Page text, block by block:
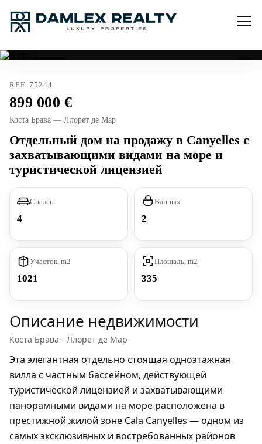
REF. 75244
899 000
Коста Брава — Ллорет де Мар
Отдельный дом на продажу в Canyelles с
захватывающими видами на море и
туристической лицензией
Спален
4
Ванных
2
Участок, m2
1021
Площадь, m2
335
Описание недвижимости
Коста Брава - Ллорет де Мар
Эта элегантная отдельно стоящая одноэтажная
вилла с частным бассейном, действующей
туристической лицензией и захватывающими
панорамными видами на море расположена в
престижной жилой зоне Cala Canyelles — одном из
самых эксклюзивных и востребованных районов